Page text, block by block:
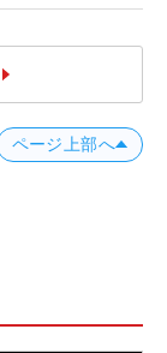
ページ上部へ